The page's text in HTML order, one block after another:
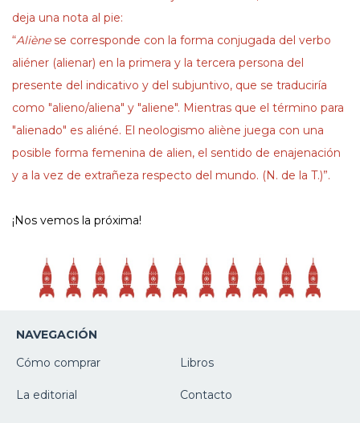
deja una nota al pie:
“Aliènese corresponde con la forma conjugada del verbo
aliéner (alienar) en la primera y la tercera persona del
presente del indicativo y del subjuntivo, que se traduciría
como "alieno/aliena" y "aliene". Mientras que el término para
"alienado" es aliéné. El neologismo aliène juega con una
posible forma femenina de alien, el sentido de enajenación
y a la vez de extrañeza respecto del mundo. (N. de la T.)”.
¡Nos vemos la próxima!
NAVEGACIÓN
Cómo comprar
Libros
La editorial Contacto